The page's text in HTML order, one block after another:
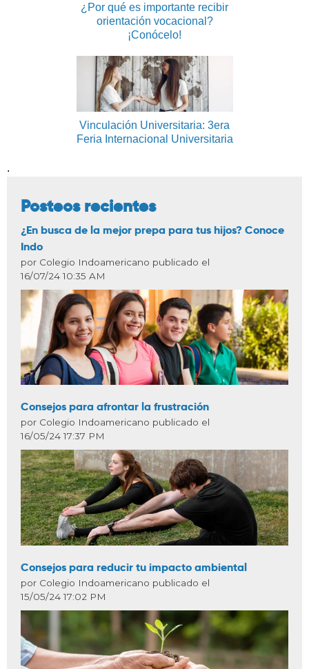
¿Por qué es importante recibir
orientación vocacional?
¡Conócelo!
Vinculación Universitaria: 3era
Feria Internacional Universitaria
.
Posteos recientes
¿En busca de la mejor prepa para tus hijos? Conoce
Indo
por Colegio Indoamericano publicado el
16/07/24 10:35 AM
Consejos para afrontar la frustración
por Colegio Indoamericano publicado el
16/05/24 17:37 PM
Consejos para reducir tu impacto ambiental
por Colegio Indoamericano publicado el
15/05/24 17:02 PM